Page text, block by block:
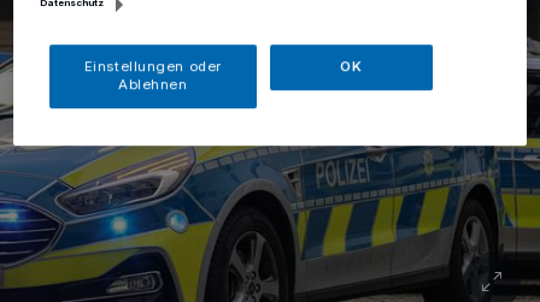
Datenschutz
Einstellungen oder
Ablehnen
OK